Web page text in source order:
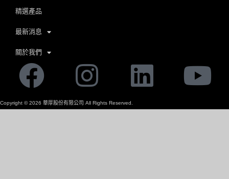
精選產品
最新消息
關於我們
Facebook
Instagram
Copyright ©2026 華厚股份有限公司 All Rights Reserved.